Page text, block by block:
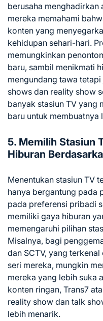
berusaha menghadirkan
mereka memahami
konten yang
kehidupan sehari-hari.
memungkinkan
baru, sambil menikmati
mengundang tawa
shows dan reality show
banyak stasiun TV yang
baru untuk membuatnya
5. Memilih Stasiun
Hiburan
Menentukan stasiun TV
hanya bergantung pada
pada preferensi pribadi
memiliki gaya hiburan
memengaruhi pilihan
Misalnya, bagi
dan SCTV, yang
seri mereka, mungkin
mereka yang lebih suka
konten ringan, Trans7
reality show dan talk
lebih menarik.